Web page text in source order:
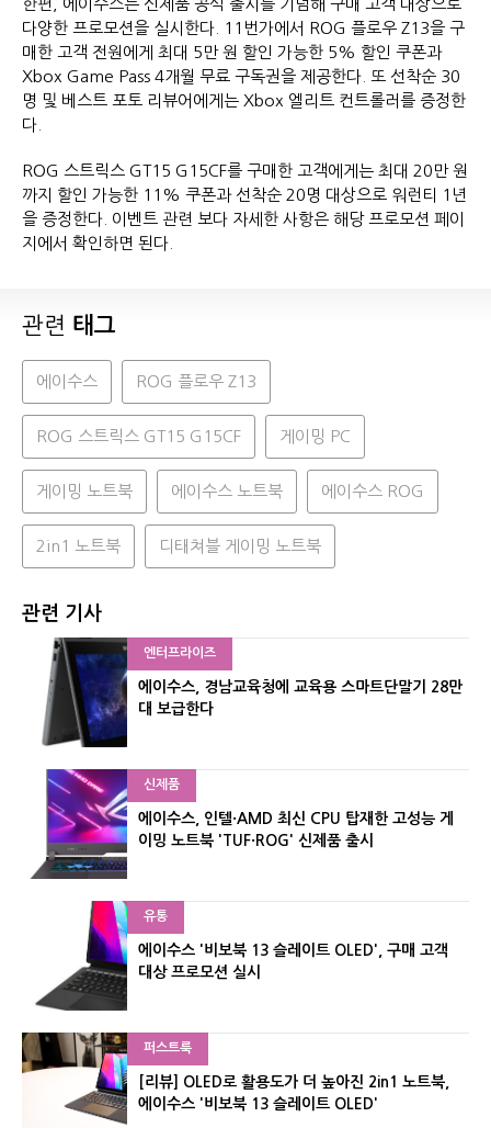
한편, 에이수스는 신제품 공식 출시를 기념해 구매 고객 대상으로
다양한 프로모션을 실시한다. 11번가에서 ROG 플로우 Z13을 구
매한 고객 전원에게 최대 5만 원 할인 가능한 5% 할인 쿠폰과
Xbox Game Pass 4개월 무료 구독권을 제공한다. 또 선착순 30
명 및 베스트 포토 리뷰어에게는 Xbox 엘리트 컨트롤러를 증정한
다.
ROG 스트릭스 GT15 G15CF를 구매한 고객에게는 최대 20만 원
까지 할인 가능한 11% 쿠폰과 선착순 20명 대상으로 워런티 1년
을 증정한다. 이벤트 관련 보다 자세한 사항은 해당 프로모션 페이
지에서 확인하면 된다.
관련 태그
에이수스 ROG 플로우 Z13
ROG 스트릭스 GT15 G15CF 게이밍 PC
게이밍 노트북 에이수스 노트북 에이수스 ROG
2in1 노트북 디태쳐블 게이밍 노트북
관련 기사
엔터프라이즈
에이수스, 경남교육청에 교육용 스마트단말기 28만
대 보급한다
신제품
에이수스, 인텔·AMD 최신 CPU 탑재한 고성능 게
이밍 노트북 'TUF·ROG' 신제품 출시
유통
에이수스 '비보북 13 슬레이트 OLED', 구매 고객
대상 프로모션 실시
퍼스트룩
[리뷰] OLED로 활용도가 더 높아진 2in1 노트북,
에이수스 '비보북 13 슬레이트 OLED'